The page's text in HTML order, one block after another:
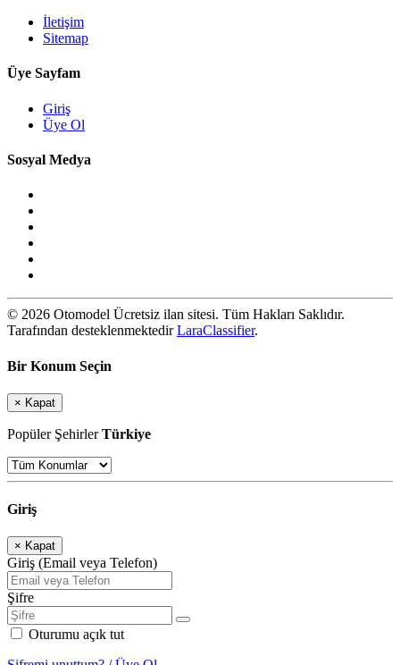
İletişim
Sitemap
Üye Sayfam
Giriş
Üye Ol
Sosyal Medya
© 2026 Otomodel Ücretsiz ilan sitesi. Tüm Hakları Saklıdır.
Tarafından desteklenmektedirLaraClassifier.
Bir Konum Seçin
× Kapat
Popüler ŞehirlerTürkiye
Giriş
× Kapat
Giriş (Email veya Telefon)
Şifre
Oturumu açık tut